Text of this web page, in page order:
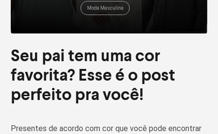
Moda Masculina
Seu pai tem uma cor
favorita? Esse é o post
perfeito pra você!
Presentes de acordo com cor que você pode encontrar